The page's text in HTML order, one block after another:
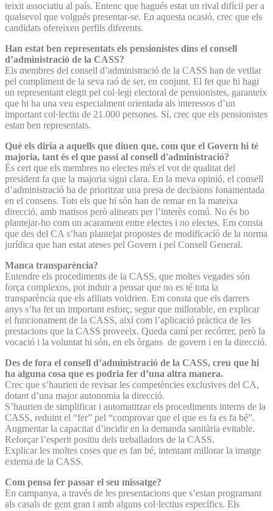
teixit associatiu al país. Entenc que hagués estat un rival difícil per a
qualsevol que volgués presentar-se. En aquesta ocasió, crec que els
candidats ofereixen perfils diferents.
Han estat ben representats els pensionistes dins el consell
d’administració de la CASS?
Els membres del consell d’administració de la CASS han de vetllar
pel compliment de la seva raó de ser, en conjunt. El fet que hi hagi
un representant elegit pel col·legi electoral de pensionistes, garanteix
que hi ha una veu especialment orientada als interessos d’un
important col·lectiu de 21.000 persones. Sí, crec que els pensionistes
estan ben representats.
Què els diria a aquells que diuen que, com que el Govern hi té
majoria, tant és el que passi al consell d'administració?
És cert que els membres no electes més el vot de qualitat del
president fa que la majoria sigui clara. En la meva opinió, el consell
d’administració ha de prioritzar una presa de decisions fonamentada
en el consens. Tots els que hi són han de remar en la mateixa
direcció, amb matisos però alineats per l’interès comú. No és bo
plantejar-ho com un acarament entre electes i no electes. Em consta
que des del CA s’han plantejat propostes de modificació de la norma
jurídica que han estat ateses pel Govern i pel Consell General.
Manca transparència?
Entendre els procediments de la CASS, que moltes vegades són
força complexos, pot induir a pensar que no es té tota la
transparència que els afiliats voldrien. Em consta que els darrers
anys s’ha fet un important esforç, segur que millorable, en explicar
el funcionament de la CASS, així com l’aplicació pràctica de les
prestacions que la CASS proveeix. Queda camí per recórrer, però la
vocació i la voluntat hi són, en els òrgans de govern i en la direcció.
Des de fora el consell d’administració de la CASS, creu que hi
ha alguna cosa que es podria fer d’una altra manera.
Crec que s’haurien de revisar les competències exclusives del CA,
dotant d’una major autonomia la direcció.
S’haurien de simplificar i automatitzar els procediments interns de la
CASS, reduint el “fer” pel “comprovar que el que es fa es fa bé”.
Augmentar la capacitat d’incidir en la demanda sanitària evitable.
Reforçar l’esperit positiu dels treballadors de la CASS.
Explicar les moltes coses que es fan bé, intentant millorar la imatge
externa de la CASS.
Com pensa fer passar el seu missatge?
En campanya, a través de les presentacions que s’estan programant
als casals de gent gran i amb alguns col·lectius específics. Els